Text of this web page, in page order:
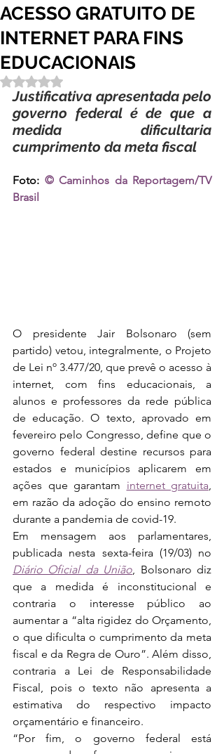
ACESSO GRATUITO DE
INTERNET PARA FINS
EDUCACIONAIS
Avaliado com NaN de 5 estrelas.
Justificativa apresentada pelo
governo federal é de que a
medida dificultaria
cumprimento da meta fiscal
Foto: © Caminhos da Reportagem/TV
Brasil
O presidente Jair Bolsonaro (sem
partido) vetou, integralmente, o Projeto
de Lei nº 3.477/20, que prevê o acesso à
internet, com fins educacionais, a
alunos e professores da rede pública
de educação. O texto, aprovado em
fevereiro pelo Congresso, define que o
governo federal destine recursos para
estados e municípios aplicarem em
ações que garantam internet gratuita,
em razão da adoção do ensino remoto
durante a pandemia de covid-19.
Em mensagem aos parlamentares,
Diário Oficial da União, Bolsonaro diz
que a medida é inconstitucional e
contraria o interesse público ao
aumentar a “alta rigidez do Orçamento,
o que dificulta o cumprimento da meta
fiscal e da Regra de Ouro”. Além disso,
contraria a Lei de Responsabilidade
Fiscal, pois o texto não apresenta a
estimativa do respectivo impacto
orçamentário e financeiro.
“Por fim, o governo federal está